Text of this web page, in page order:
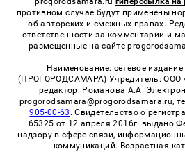
противном случае будут применены
об авторских и смежных правах.
ответственности за комментарии и
размещенные на сайте
Наименование: сетевое издание
(ПРОГОРОДСАМАРА) Учредитель: ООО
редактор: Романова А.А.
progorodsamara@progorodsamara.ru,
905-00-63 . Свидетельство о
65325 от 12 апреля 2016г. выдано
надзору в сфере связи,
коммуникаций. Возрастная